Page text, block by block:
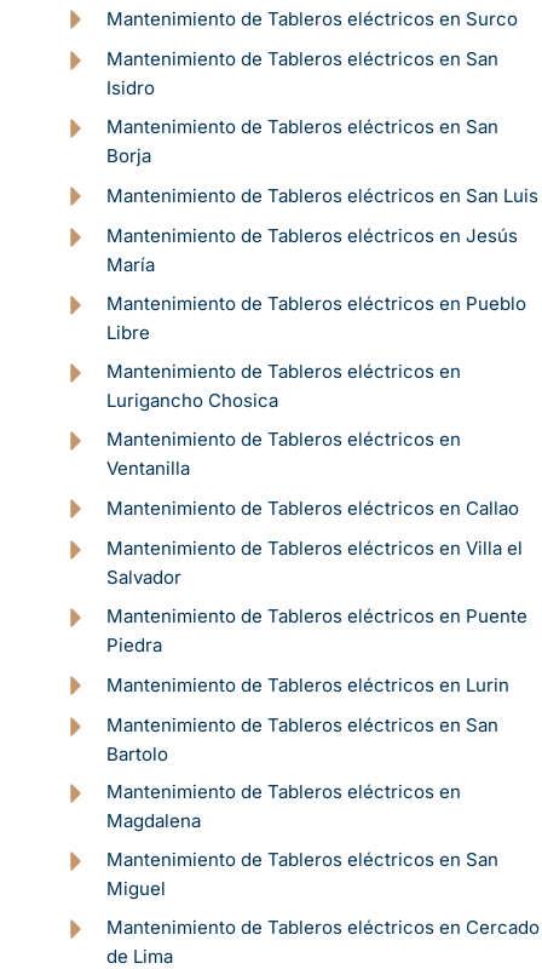
Mantenimiento de Tableros eléctricos en Surco
Mantenimiento de Tableros eléctricos en San
Isidro
Mantenimiento de Tableros eléctricos en San
Borja
Mantenimiento de Tableros eléctricos en San Luis
Mantenimiento de Tableros eléctricos en Jesús
María
Mantenimiento de Tableros eléctricos en Pueblo
Libre
Mantenimiento de Tableros eléctricos en
Lurigancho Chosica
Mantenimiento de Tableros eléctricos en
Ventanilla
Mantenimiento de Tableros eléctricos en Callao
Mantenimiento de Tableros eléctricos en Villa el
Salvador
Mantenimiento de Tableros eléctricos en Puente
Piedra
Mantenimiento de Tableros eléctricos en Lurin
Mantenimiento de Tableros eléctricos en San
Bartolo
Mantenimiento de Tableros eléctricos en
Magdalena
Mantenimiento de Tableros eléctricos en San
Miguel
Mantenimiento de Tableros eléctricos en Cercado
de Lima